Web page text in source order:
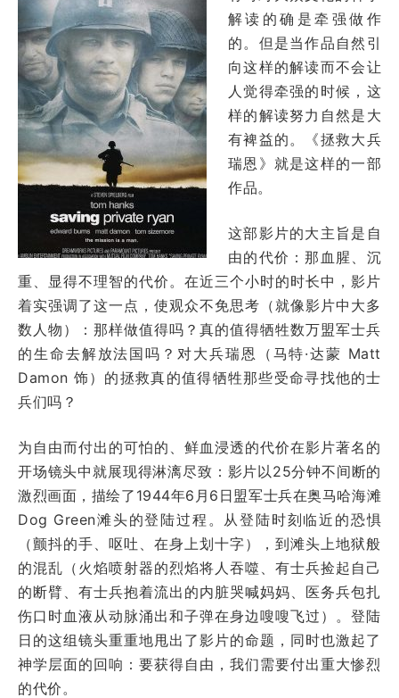
解读的确是牵强做作
的。但是当作品自然引
向这样的解读而不会让
人觉得牵强的时候，这
样的解读努力自然是大
有裨益的。《拯救大兵
瑞恩》就是这样的一部
作品。
这部影片的大主旨是自
由的代价：那血腥、沉
重、显得不理智的代价。在近三个小时的时长中，影片
着实强调了这一点，使观众不免思考（就像影片中大多
数人物）：那样做值得吗？真的值得牺牲数万盟军士兵
的生命去解放法国吗？对大兵瑞恩（马特·达蒙 Matt
Damon 饰）的拯救真的值得牺牲那些受命寻找他的士
兵们吗？
为自由而付出的可怕的、鲜血浸透的代价在影片著名的
开场镜头中就展现得淋漓尽致：影片以25分钟不间断的
激烈画面，描绘了1944年6月6日盟军士兵在奥马哈海滩
Dog Green滩头的登陆过程。从登陆时刻临近的恐惧
（颤抖的手、呕吐、在身上划十字），到滩头上地狱般
的混乱（火焰喷射器的烈焰将人吞噬、有士兵捡起自己
的断臂、有士兵抱着流出的内脏哭喊妈妈、医务兵包扎
伤口时血液从动脉涌出和子弹在身边嗖嗖飞过）。登陆
日的这组镜头重重地甩出了影片的命题，同时也激起了
神学层面的回响：要获得自由，我们需要付出重大惨烈
的代价。